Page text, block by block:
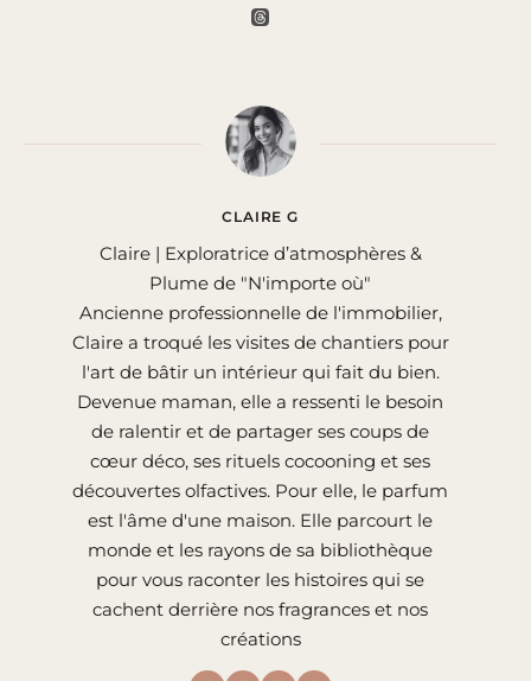
CLAIRE G
Claire | Exploratrice d’atmosphères &
Plume de "N'importe où"
Ancienne professionnelle de l'immobilier,
Claire a troqué les visites de chantiers pour
l'art de bâtir un intérieur qui fait du bien.
Devenue maman, elle a ressenti le besoin
de ralentir et de partager ses coups de
cœur déco, ses rituels cocooning et ses
découvertes olfactives. Pour elle, le parfum
est l'âme d'une maison. Elle parcourt le
monde et les rayons de sa bibliothèque
pour vous raconter les histoires qui se
cachent derrière nos fragrances et nos
créations